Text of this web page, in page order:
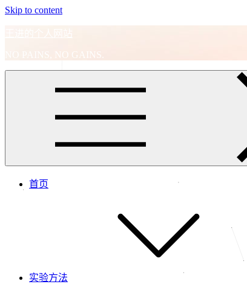
Skip to content
王进的个人网站
NO PAINS, NO GAINS.
首页
实验方法